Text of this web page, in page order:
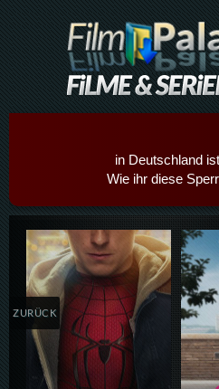
in Deutschland
Wie ihr diese
Details,Play
ZURÜCK